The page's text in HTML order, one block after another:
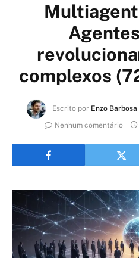
complexos
Escrito por Enzo
Nenhum comentário